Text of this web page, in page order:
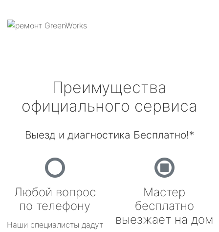
Преимущества
официального сервиса
Выезд и диагностика Бесплатно!*
Любой вопрос
по телефону
Наши специалисты дадут
Мастер
бесплатно
выезжает на дом